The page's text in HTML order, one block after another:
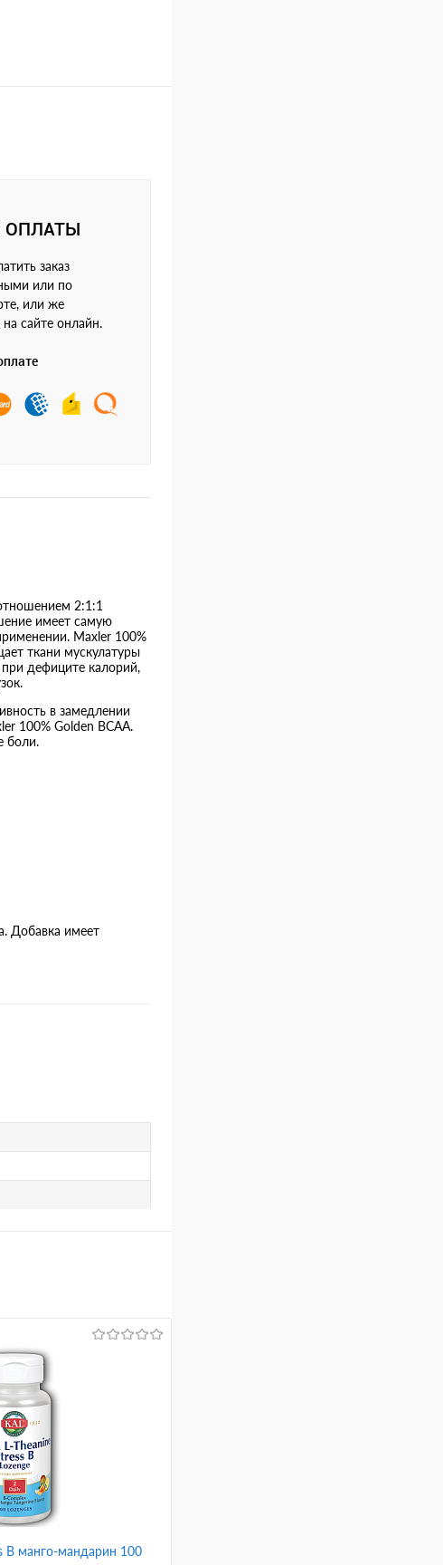
заказ
или по
или же
на сайте онлайн.
2:1:1
имеет самую
Maxler 100%
ткани мускулатуры
дефиците калорий,
в замедлении
100% Golden BCAA.
боли.
Добавка имеет
B манго-мандарин 100